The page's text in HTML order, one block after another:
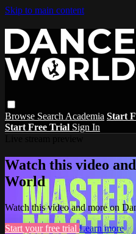
Skip to main content
Browse Search Academia Start
Start Free Trial Sign In
Watch this video
World
Watch this video and more on
Start your free trial Learn more